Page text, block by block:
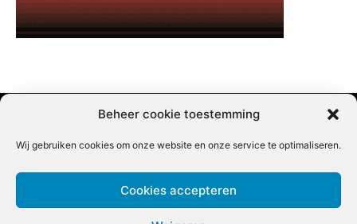
Beheer cookie toestemming
Wij gebruiken cookies om onze website en onze service te optimaliseren.
Cookies accepteren
Nieuwsbrief inschrijven | Partner content